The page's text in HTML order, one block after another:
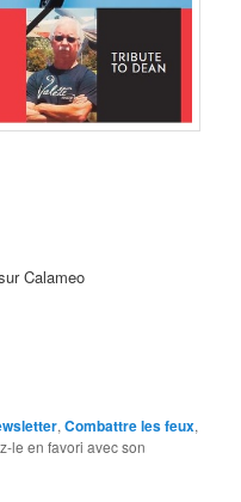
Calameo
,Combattre les feux,
le en favori avec son